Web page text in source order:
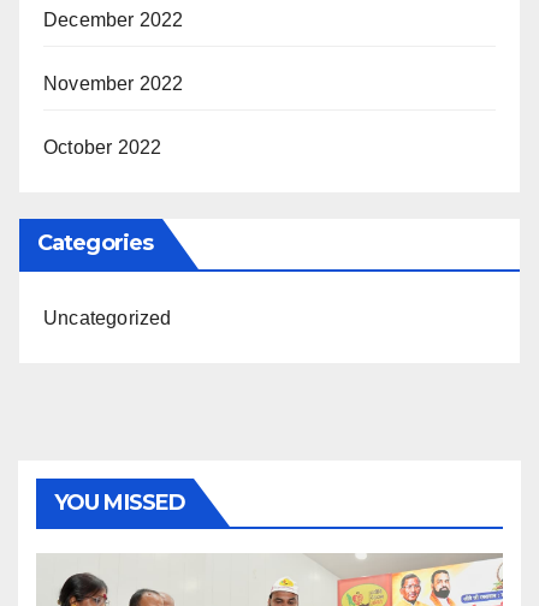
December 2022
November 2022
October 2022
Categories
Uncategorized
YOU MISSED